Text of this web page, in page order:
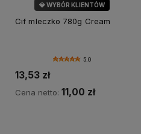
💎 WYBÓR KLIENTÓW
Cif mleczko 780g Cream
5.0
13,53 zł
Cena netto: 11,00 zł